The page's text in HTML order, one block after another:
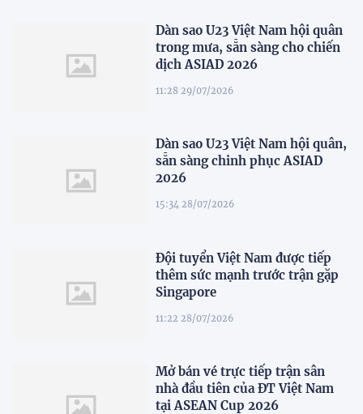
Dàn sao U23 Việt Nam hội quân
trong mưa, sẵn sàng cho chiến
dịch ASIAD 2026
11:28 29/07/2026
Dàn sao U23 Việt Nam hội quân,
sẵn sàng chinh phục ASIAD
2026
15:34 28/07/2026
Đội tuyển Việt Nam được tiếp
thêm sức mạnh trước trận gặp
Singapore
11:22 28/07/2026
Mở bán vé trực tiếp trận sân
nhà đầu tiên của ĐT Việt Nam
tại ASEAN Cup 2026